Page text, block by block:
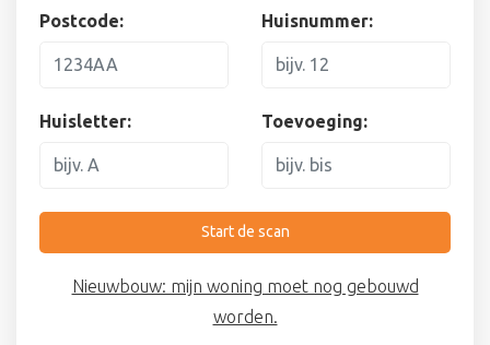
Postcode: Huisnummer:
Huisletter: Toevoeging:
Start de scan
Nieuwbouw: mijn woning moet nog gebouwd
worden.